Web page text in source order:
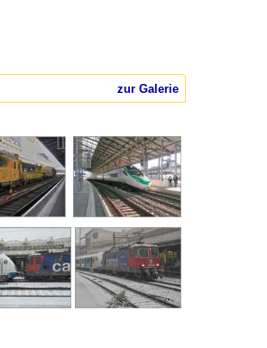
zur Galerie